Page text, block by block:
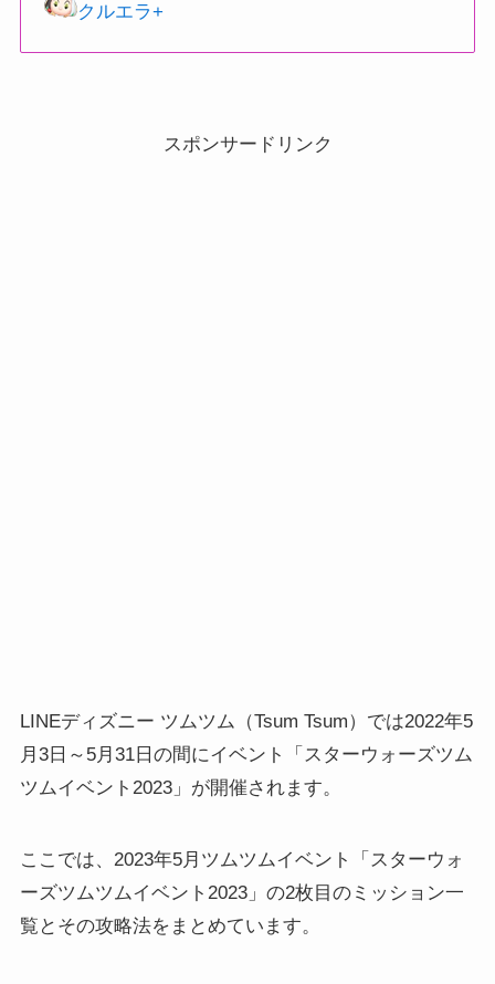
クルエラ+
スポンサードリンク
LINEディズニー ツムツム（Tsum Tsum）では2022年5
月3日～5月31日の間にイベント「スターウォーズツム
ツムイベント2023」が開催されます。
ここでは、2023年5月ツムツムイベント「スターウォ
ーズツムツムイベント2023」の2枚目のミッション一
覧とその攻略法をまとめています。